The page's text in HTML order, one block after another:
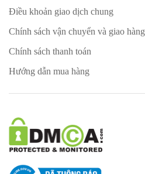
Điều khoản giao dịch chung
Chính sách vận chuyển và giao hàng
Chính sách thanh toán
Hướng dẫn mua hàng